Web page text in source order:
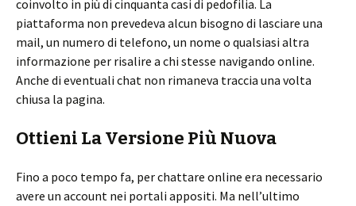
coinvolto in più di cinquanta casi di pedofilia. La
piattaforma non prevedeva alcun bisogno di lasciare una
mail, un numero di telefono, un nome o qualsiasi altra
informazione per risalire a chi stesse navigando online.
Anche di eventuali chat non rimaneva traccia una volta
chiusa la pagina.
Ottieni La Versione Più Nuova
Fino a poco tempo fa, per chattare online era necessario
avere un account nei portali appositi. Ma nell’ultimo